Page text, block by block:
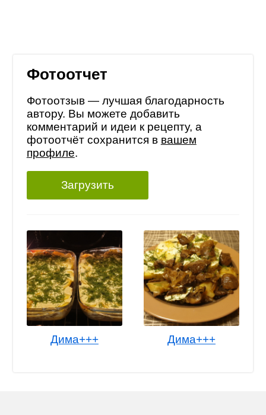
Фотоотчет
Фотоотзыв — лучшая благодарность
автору. Вы можете добавить
комментарий и идеи к рецепту, а
фотоотчёт сохранится в вашем
профиле.
Загрузить
Дима+++ Дима+++